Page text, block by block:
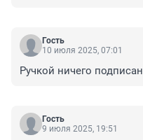
Гость
10 июля 2025, 07:01
Ручкой ничего
Гость
9 июля 2025, 19:51